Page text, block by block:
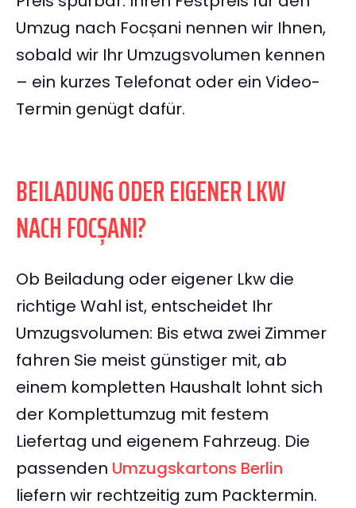
Umzug nach Focșani nennen wir Ihnen,
sobald wir Ihr Umzugsvolumen kennen
– ein kurzes Telefonat oder ein Video-
Termin genügt dafür.
BEILADUNG ODER EIGENER LKW
NACH FOCȘANI?
Ob Beiladung oder eigener Lkw die
richtige Wahl ist, entscheidet Ihr
Umzugsvolumen: Bis etwa zwei Zimmer
fahren Sie meist günstiger mit, ab
einem kompletten Haushalt lohnt sich
der Komplettumzug mit festem
Liefertag und eigenem Fahrzeug. Die
passenden Umzugskartons Berlin
liefern wir rechtzeitig zum Packtermin.